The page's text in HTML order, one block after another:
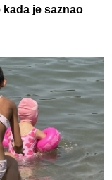
je saznao